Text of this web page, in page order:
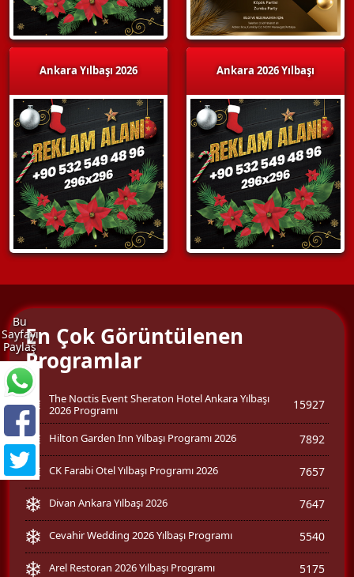
Ankara Yılbaşı 2026 Ankara 2026 Yılbaşı
Bu
Sayfayı
PaylaşEn Çok Görüntülenen
Programlar
The Noctis Event Sheraton Hotel Ankara Yılbaşı
2026 Programı
15927
Hilton Garden Inn Yılbaşı Programı 2026 7892
CK Farabi Otel Yılbaşı Programı 2026 7657
Divan Ankara Yılbaşı 2026 7647
Cevahir Wedding 2026 Yılbaşı Programı 5540
Arel Restoran 2026 Yılbaşı Programı 5175